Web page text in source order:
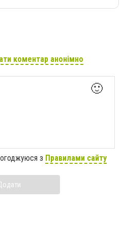
коментар анонімно
🙂
з Правилами сайту